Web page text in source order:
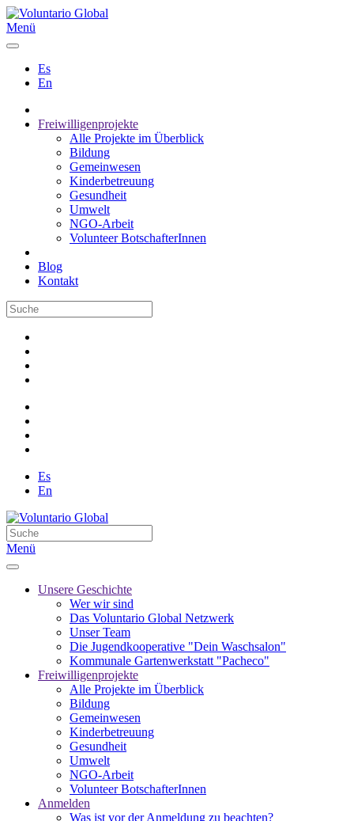
Menü
Es
En
Freiwilligenprojekte
Alle Projekte im Überblick
Bildung
Gemeinwesen
Kinderbetreuung
Gesundheit
Umwelt
NGO-Arbeit
Volunteer BotschafterInnen
Blog
Kontakt
Es
En
Menü
Unsere Geschichte
Wer wir sind
Das Voluntario Global Netzwerk
Unser Team
Die Jugendkooperative "Dein Waschsalon"
Kommunale Gartenwerkstatt "Pacheco"
Freiwilligenprojekte
Alle Projekte im Überblick
Bildung
Gemeinwesen
Kinderbetreuung
Gesundheit
Umwelt
NGO-Arbeit
Volunteer BotschafterInnen
Anmelden
Was ist vor der Anmeldung zu beachten?